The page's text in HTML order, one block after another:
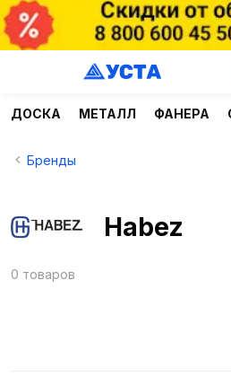
ДОСКА МЕТАЛЛ ФАНЕРА
Бренды
Habez
0 товаров